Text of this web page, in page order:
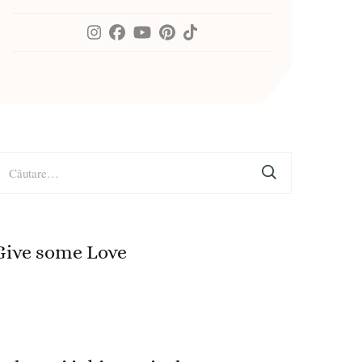
some Love